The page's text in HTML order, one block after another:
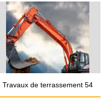
Travaux de terrassement 54